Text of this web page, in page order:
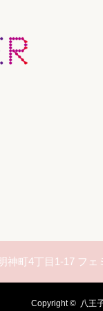
神町4丁目1-17 フェ
Copyright © 八王